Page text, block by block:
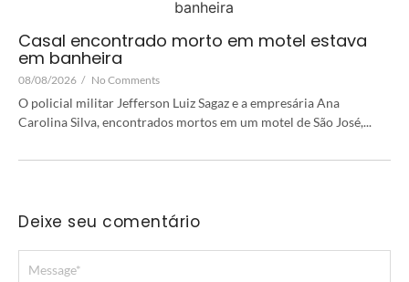
Casal encontrado morto em motel estava
em banheira
08/08/2026 / No Comments
O policial militar Jefferson Luiz Sagaz e a empresária Ana
Carolina Silva, encontrados mortos em um motel de São José,...
Deixe seu comentário